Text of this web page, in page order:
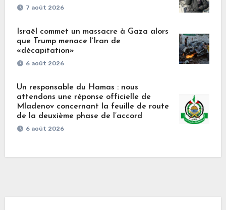
7 août 2026
Israël commet un massacre à Gaza alors
que Trump menace l’Iran de
«décapitation»
6 août 2026
Un responsable du Hamas : nous
attendons une réponse officielle de
Mladenov concernant la feuille de route
de la deuxième phase de l’accord
6 août 2026